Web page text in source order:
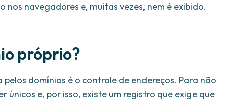
navegadores e, muitas vezes, nem é exibido.
próprio?
domínios é o controle de endereços. Para não
únicos e, por isso, existe um registro que exige que